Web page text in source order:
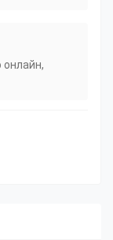
онлайн,